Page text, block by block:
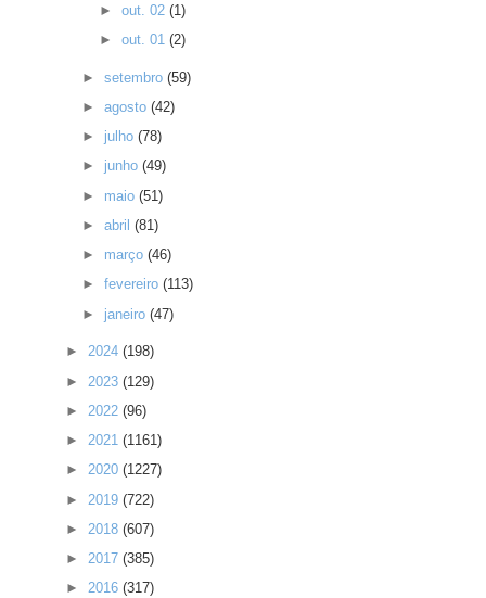
► out. 02 (1)
► out. 01 (2)
►setembro(59)
►agosto(42)
► julho(78)
► junho(49)
► maio(51)
►abril(81)
► março(46)
►fevereiro(113)
► janeiro(47)
► 2024 (198)
► 2023 (129)
► 2022 (96)
► 2021 (1161)
► 2020 (1227)
► 2019 (722)
► 2018 (607)
► 2017 (385)
► 2016 (317)